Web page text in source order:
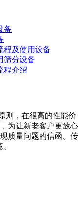
备
程及使用设备
筛分设备
程介绍
则，在很高的性能价
为让新老客户更放心
质量问题的信函、传